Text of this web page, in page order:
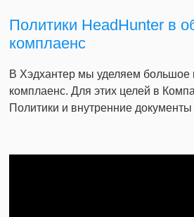
Политики HeadHunter в
комплаенс
В Хэдхантер мы уделяем большое
комплаенс. Для этих целей в
Политики и внутренние документы